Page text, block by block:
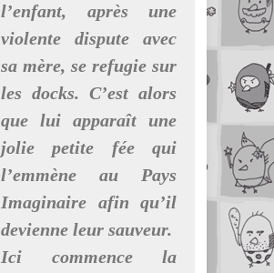
l’enfant, après une
violente dispute avec
sa mère, se refugie sur
les docks. C’est alors
que lui apparaît une
jolie petite fée qui
l’emmène au Pays
Imaginaire afin qu’il
devienne leur sauveur.
Ici commence la